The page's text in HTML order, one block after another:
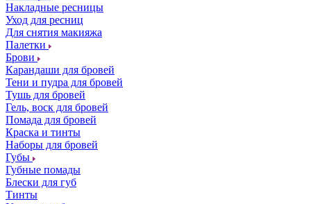
Накладные ресницы
Уход для ресниц
Для снятия макияжа
Палетки
Брови
Карандаши для бровей
Тени и пудра для бровей
Тушь для бровей
Гель, воск для бровей
Помада для бровей
Краска и тинты
Наборы для бровей
Губы
Губные помады
Блески для губ
Тинты